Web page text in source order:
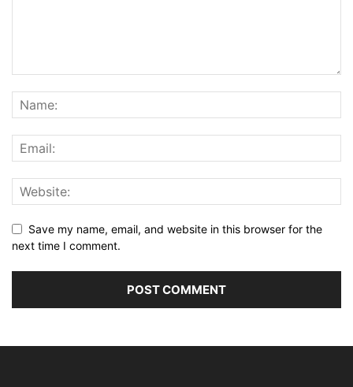
Save my name, email, and website in this browser for the
next time I comment.